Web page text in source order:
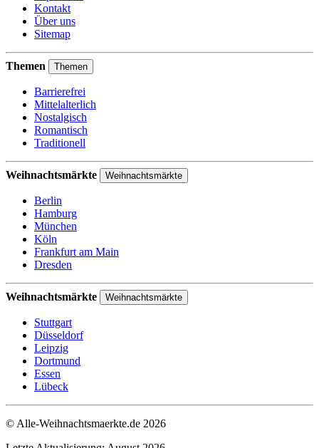
Kontakt
Über uns
Sitemap
Themen Themen
Barrierefrei
Mittelalterlich
Nostalgisch
Romantisch
Traditionell
Weihnachtsmärkte Weihnachtsmärkte
Berlin
Hamburg
München
Köln
Frankfurt am Main
Dresden
Weihnachtsmärkte Weihnachtsmärkte
Stuttgart
Düsseldorf
Leipzig
Dortmund
Essen
Lübeck
© Alle-Weihnachtsmaerkte.de 2026